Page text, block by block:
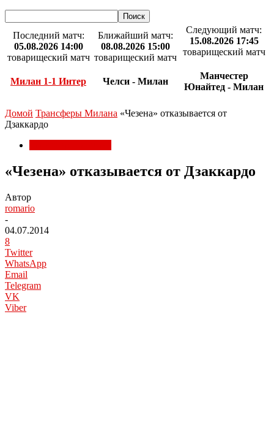
Последний матч:
05.08.2026 14:00
товарищеский матч
Милан 1-1 Интер
Ближайший матч:
08.08.2026 15:00
товарищеский матч
Челси - Милан
Следующий матч:
15.08.2026 17:45
товарищеский матч
Манчестер
Юнайтед - Милан
Домой Трансферы Милана «Чезена» отказывается от
Дзаккардо
«Чезена» отказывается от Дзаккардо
Автор
romario
-
04.07.2014
8
Twitter
WhatsApp
Email
Telegram
VK
Viber